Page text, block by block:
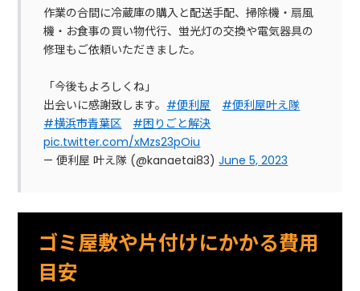
作業の合間に冷蔵庫の購入と配送手配、掃除機・扇風
機・お食事の買い物代行、蛍光灯の交換や電気器具の
修理もご依頼いただきました。
「今後もよろしくね」
出会いに感謝致します。 #便利屋
#便利屋叶え隊
#横浜市青葉区
#困りごと解決
pic.twitter.com/xMzs23pOiu
— 便利屋 叶え隊 (@kanaetai83)June 5, 2023
ゴミ屋敷や片付けにかかる費用
目安